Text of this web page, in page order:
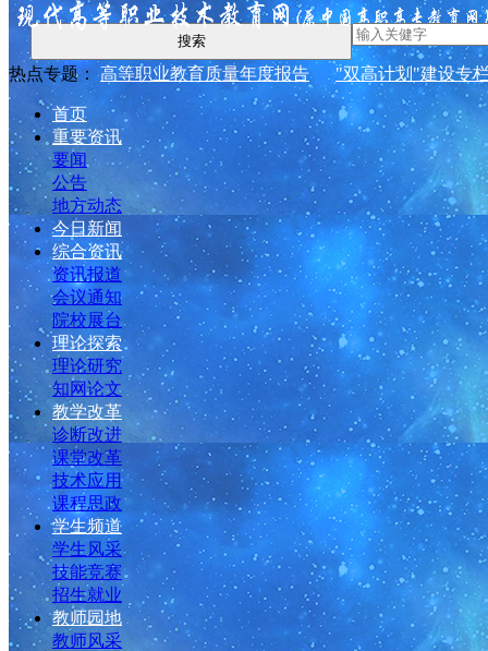
搜索
热点专题： 高等职业教育质量年度报告 "双高计划"建设专
首页
重要资讯
要闻
公告
地方动态
今日新闻
综合资讯
资讯报道
会议通知
院校展台
理论探索
理论研究
知网论文
教学改革
诊断改进
课堂改革
技术应用
课程思政
学生频道
学生风采
技能竞赛
招生就业
教师园地
教师风采